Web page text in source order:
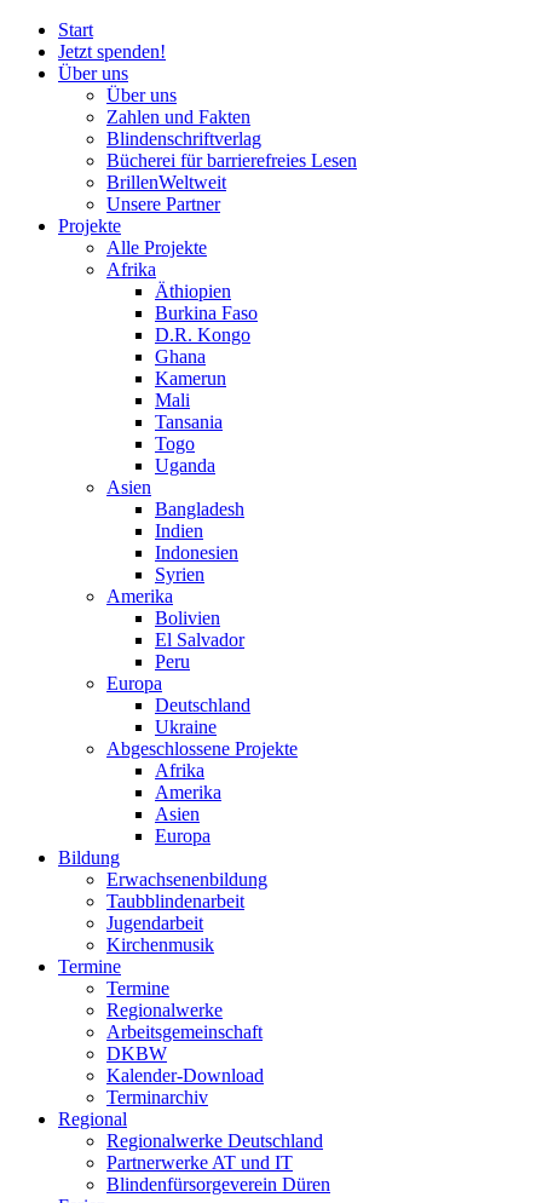
Start
Jetzt spenden!
Über uns
Über uns
Zahlen und Fakten
Blindenschriftverlag
Bücherei fürbarrierefreies Lesen
BrillenWeltweit
Unsere Partner
Projekte
Alle Projekte
Afrika
Äthiopien
Burkina Faso
D.R. Kongo
Ghana
Kamerun
Mali
Tansania
Togo
Uganda
Asien
Bangladesh
Indien
Indonesien
Syrien
Amerika
Bolivien
El Salvador
Peru
Europa
Deutschland
Ukraine
Abgeschlossene Projekte
Afrika
Amerika
Asien
Europa
Bildung
Erwachsenenbildung
Taubblindenarbeit
Jugendarbeit
Kirchenmusik
Termine
Termine
Regionalwerke
Arbeitsgemeinschaft
DKBW
Kalender-Download
Terminarchiv
Regional
Regionalwerke Deutschland
Partnerwerke AT und IT
Blindenfürsorgeverein Düren